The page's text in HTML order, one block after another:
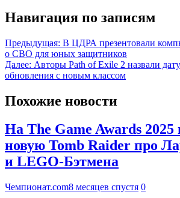
Навигация по записям
Предыдущая: В ЦДРА презентовали
о СВО для юных защитников
Далее: Авторы Path of Exile 2 назвали
обновления с новым классом
Похожие новости
На The Game Awards 2025
новую Tomb Raider про
и LEGO-Бэтмена
Чемпионат.com8 месяцев спустя 0